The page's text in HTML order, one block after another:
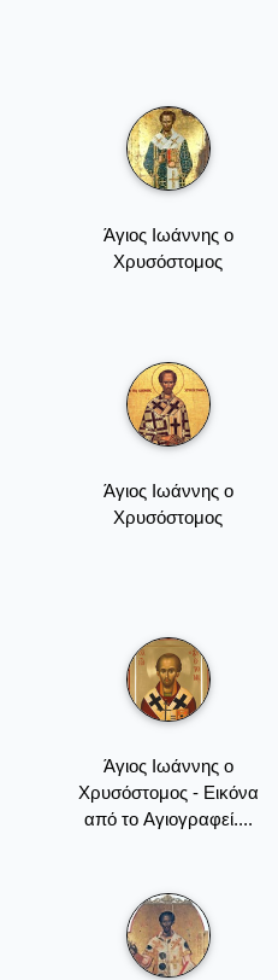
Άγιος Ιωάννης ο
Χρυσόστομος
Άγιος Ιωάννης ο
Χρυσόστομος
Άγιος Ιωάννης ο
Χρυσόστομος - Εικόνα
από το Aγιογραφεί....